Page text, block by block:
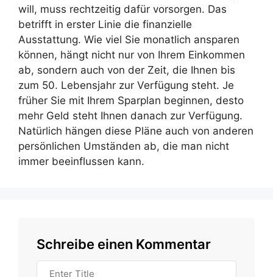
will, muss rechtzeitig dafür vorsorgen. Das
betrifft in erster Linie die finanzielle
Ausstattung. Wie viel Sie monatlich ansparen
können, hängt nicht nur von Ihrem Einkommen
ab, sondern auch von der Zeit, die Ihnen bis
zum 50. Lebensjahr zur Verfügung steht. Je
früher Sie mit Ihrem Sparplan beginnen, desto
mehr Geld steht Ihnen danach zur Verfügung.
Natürlich hängen diese Pläne auch von anderen
persönlichen Umständen ab, die man nicht
immer beeinflussen kann.
Schreibe einen Kommentar